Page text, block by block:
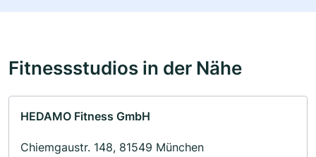
Fitnessstudios in der Nähe
HEDAMO Fitness GmbH
Chiemgaustr. 148, 81549 München